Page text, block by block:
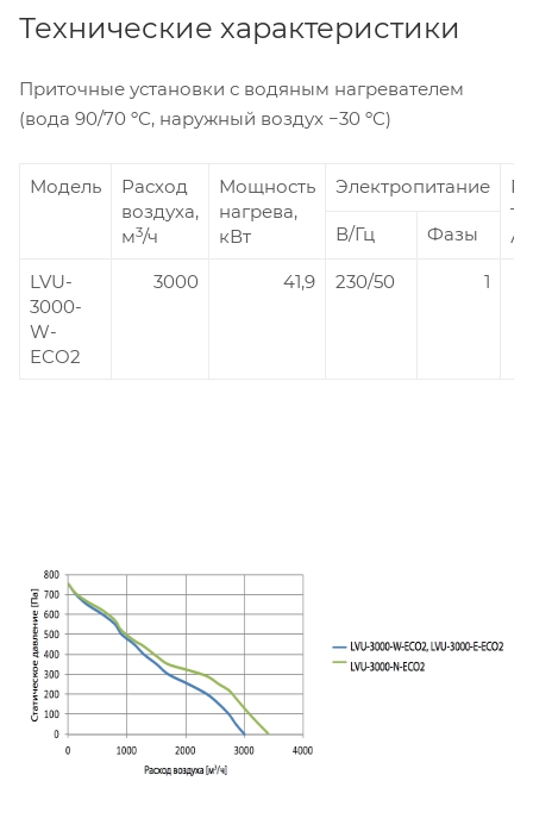
Технические характеристики
Приточные установки с водяным нагревателем
(вода 90/70 ºС, наружный воздух −30 ºС)
Модель
Расход
воздуха,
м3/ч
Мощность
нагрева,
кВт
Электропитание
А
В/Гц Фазы
LVU-
3000-
W-
ECO2
3000 41,9 230/50 1